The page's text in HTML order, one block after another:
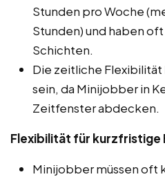
Stunden pro Woche
Stunden) und haben
Schichten.
Die zeitliche
sein, da Minijobber in
Zeitfenster abdecken.
Flexibilität für kurzfristige
Minijobber müssen oft